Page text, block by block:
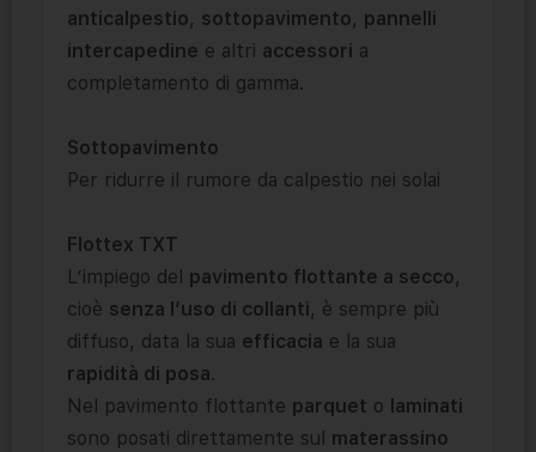
anticalpestio, sottopavimento, pannelli
intercapedine e altri accessori a
completamento di gamma.
Sottopavimento
Per ridurre il rumore da calpestio nei solai
Flottex TXT
L’impiego del pavimento flottante a secco,
cioè senza l’uso di collanti, è sempre più
diffuso, data la sua efficacia e la sua
rapidità di posa.
Nel pavimento flottante parquet o laminati
sono posati direttamente sul materassino